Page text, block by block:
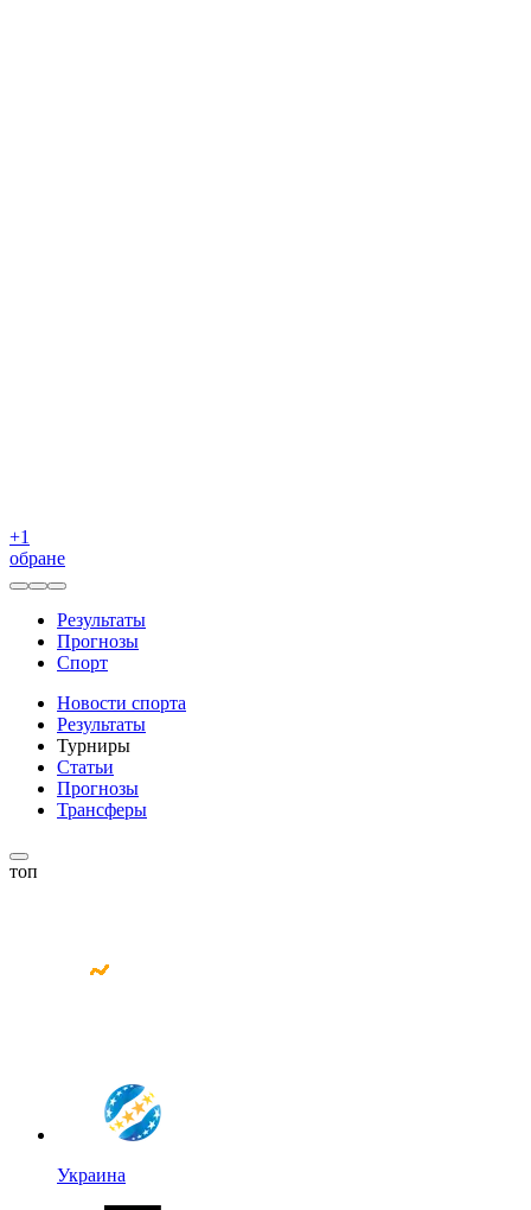
+1
обране
Результаты
Прогнозы
Спорт
Новости спорта
Результаты
Турниры
Статьи
Прогнозы
Трансферы
топ
Украина